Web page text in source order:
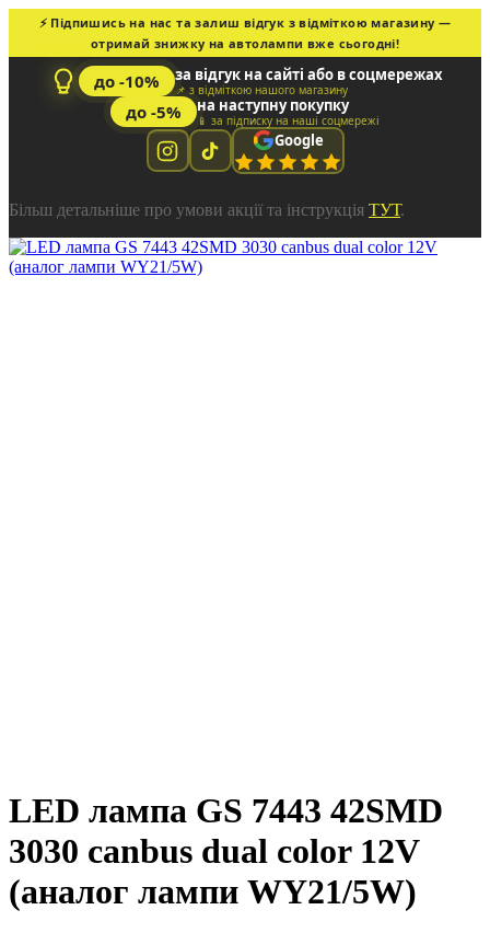
⚡ Підпишись на нас та залиш відгук з відміткою магазину —
отримай знижку на автолампи вже сьогодні!
до -10% за відгук на сайті або в соцмережах
📌 з відміткою нашого магазину
до -5% на наступну покупку
📱 за підписку на наші соцмережі
Google
Більш детальніше про умови акції та інструкція ТУТ.
LED лампа GS 7443 42SMD
3030 canbus dual color 12V
(аналог лампи WY21/5W)